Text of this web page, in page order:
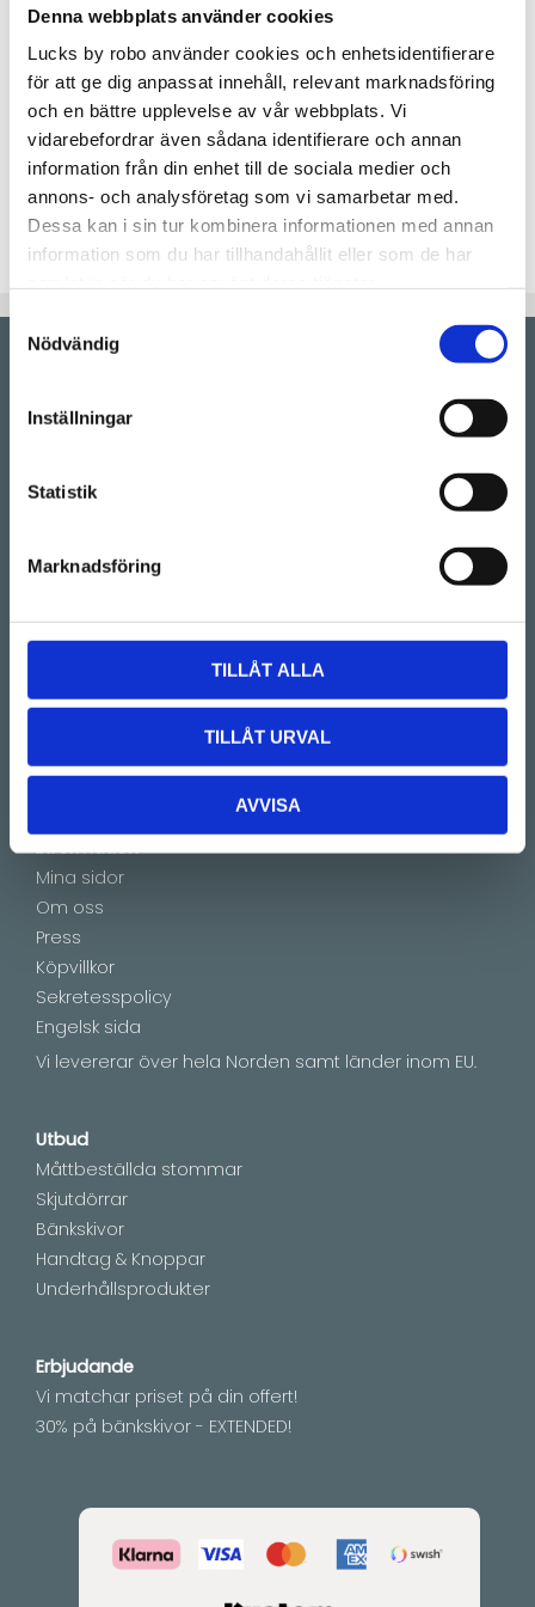
Denna webbplats använder cookies
Lucks by robo använder cookies och enhetsidentifierare
för att ge dig anpassat innehåll, relevant marknadsföring
och en bättre upplevelse av vår webbplats. Vi
vidarebefordrar även sådana identifierare och annan
information från din enhet till de sociala medier och
annons- och analysföretag som vi samarbetar med.
Dessa kan i sin tur kombinera informationen med annan
information som du har tillhandahållit eller som de har
Samtyckesval
Nödvändig
Inställningar
Statistik
Marknadsföring
TILLÅT ALLA
TILLÅT URVAL
AVVISA
Artikelnr 339431-11
Solliden är vår mest sålda knopp och vår favorit.
Fungerar utmärkt på köksluckor, garderober, byrån
och allt som behöver en knopp!
Storlek: 25 mm diameter
Rörstrandsgatan 17, 113 41 Stockholm
Instagram.
Kontakt
Montageinstruktioner
Showroom by appointment
Information
Mina sidor
Om oss
Press
Köpvillkor
Sekretesspolicy
Engelsk sida
Vi levererar över hela Norden samt länder inom EU.
Utbud
Måttbeställda stommar
Skjutdörrar
Bänkskivor
Handtag & Knoppar
Underhållsprodukter
Erbjudande
Vi matchar priset på din offert!
30% på bänkskivor - EXTENDED!